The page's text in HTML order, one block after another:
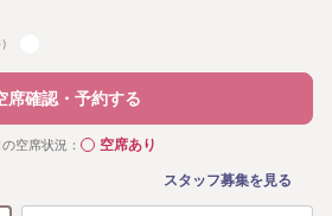
席確認・予約する
空席状況： ◯空席あり
スタッフ募集を見る